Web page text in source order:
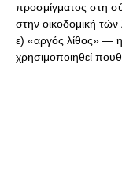
προσμίγματος στη
στην οικοδομική
ε) «αργός λίθος» —
χρησιμοποιηθεί